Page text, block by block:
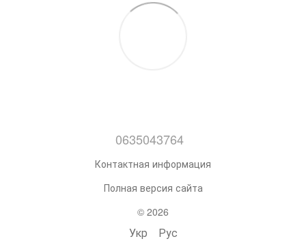
0635043764
Контактная информация
Полная версия сайта
© 2026
Укр Рус